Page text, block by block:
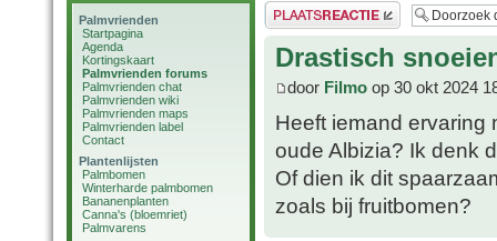
Palmvrienden
Startpagina
Agenda
Kortingskaart
Palmvrienden forums
Palmvrienden chat
Palmvrienden wiki
Palmvrienden maps
Palmvrienden label
Contact
Plantenlijsten
Palmbomen
Winterharde palmbomen
Bananenplanten
Canna's (bloemriet)
Palmvarens
Plaats een reactie
Drastisch
door Filmo op 30 okt 2024
Heeft iemand ervaring
oude Albizia? Ik denk
Of dien ik dit
zoals bij fruitbomen?